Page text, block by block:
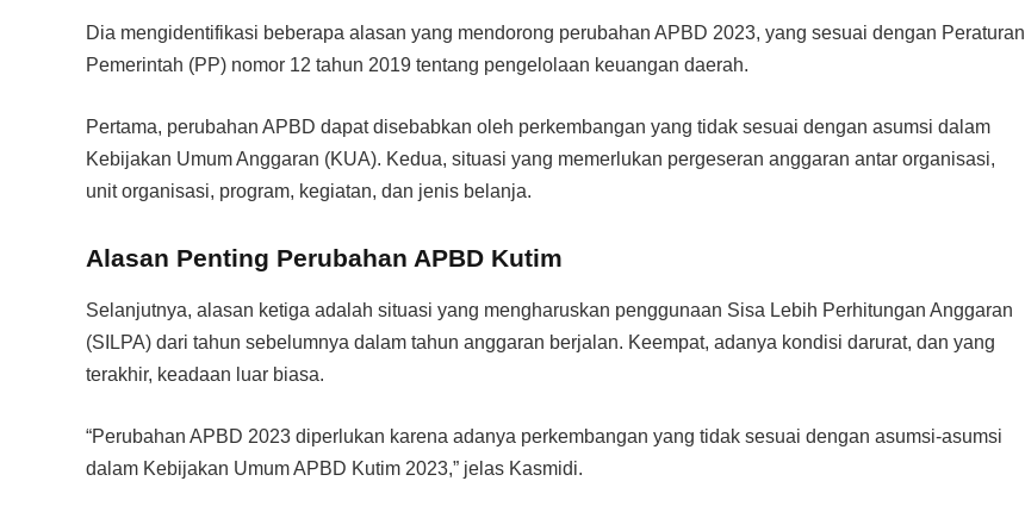
Dia mengidentifikasi beberapa alasan yang mendorong perubahan APBD 2023, yang sesuai dengan Peraturan
Pemerintah (PP) nomor 12 tahun 2019 tentang pengelolaan keuangan daerah.
Pertama, perubahan APBD dapat disebabkan oleh perkembangan yang tidak sesuai dengan asumsi dalam
Kebijakan Umum Anggaran (KUA). Kedua, situasi yang memerlukan pergeseran anggaran antar organisasi,
unit organisasi, program, kegiatan, dan jenis belanja.
Alasan Penting Perubahan APBD Kutim
Selanjutnya, alasan ketiga adalah situasi yang mengharuskan penggunaan Sisa Lebih Perhitungan Anggaran
(SILPA) dari tahun sebelumnya dalam tahun anggaran berjalan. Keempat, adanya kondisi darurat, dan yang
terakhir, keadaan luar biasa.
“Perubahan APBD 2023 diperlukan karena adanya perkembangan yang tidak sesuai dengan asumsi-asumsi
dalam Kebijakan Umum APBD Kutim 2023,” jelas Kasmidi.